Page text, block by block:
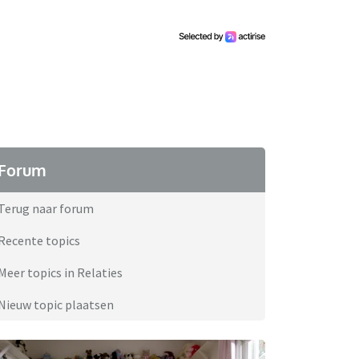
naar forum
topics
topics in Relaties
topic plaatsen